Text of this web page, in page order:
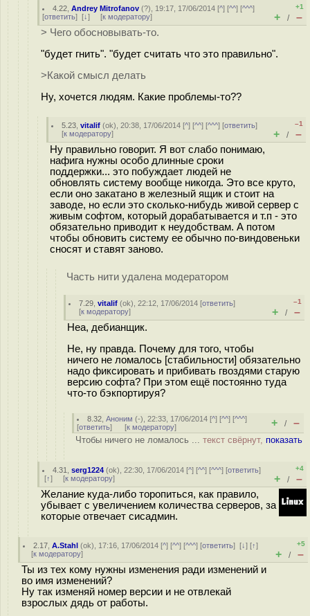
4.22 ,Andrey Mitrofanov (?), 19:17, 17/06/2014 [^] [^^] [^^^]
[ответить] [↓] [к модератору]
+1
+ / –
> Чего обосновывать-то.
"будет гнить". "будет считать что это правильно".
>Какой смысл делать
Ну, хочется людям. Какие проблемы-то??
5.23 ,vitalif (ok), 20:38, 17/06/2014 [^] [^^] [^^^] [ответить]
[к модератору]
–1
+ / –
Ну правильно говорит. Я вот слабо понимаю,
нафига нужны особо длинные сроки
поддержки... это побуждает людей не
обновлять систему вообще никогда. Это все круто,
если оно закатано в железный ящик и стоит на
заводе, но если это сколько-нибудь живой сервер с
живым софтом, который дорабатывается и т.п - это
обязательно приводит к неудобствам. А потом
чтобы обновить систему ее обычно по-виндовеньки
сносят и ставят заново.
Часть нити удалена модератором
7.29 ,vitalif (ok), 22:12, 17/06/2014 [ответить]
[к модератору]
–1
+ / –
Неа, дебианщик.
Не, ну правда. Почему для того, чтобы
ничего не ломалось [стабильности] обязательно
надо фиксировать и прибивать гвоздями старую
версию софта? При этом ещё постоянно туда
что-то бэкпортируя?
8.32 ,Аноним (-), 22:33, 17/06/2014 [^] [^^] [^^^]
[ответить] [к модератору] + / –
Чтобы ничего не ломалось ... текст свёрнут, показать
4.31 ,serg1224 (ok), 22:30, 17/06/2014 [^] [^^] [^^^] [ответить]
[↑] [к модератору]
+4
+ / –
Желание куда-либо торопиться, как правило,
убывает с увеличением количества серверов, за
которые отвечает сисадмин.
2.17 ,A.Stahl (ok), 17:16, 17/06/2014 [^] [^^] [^^^] [ответить][↓] [↑]
[к модератору]
+5
+ / –
Ты из тех кому нужны изменения ради изменений и
во имя изменений?
Ну так изменяй номер версии и не отвлекай
взрослых дядь от работы.